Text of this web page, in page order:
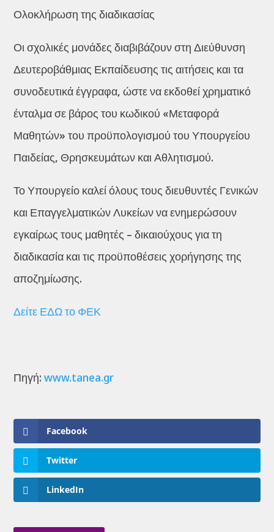
Ολοκλήρωση της διαδικασίας
Οι σχολικές μονάδες διαβιβάζουν στη Διεύθυνση
Δευτεροβάθμιας Εκπαίδευσης τις αιτήσεις και τα
συνοδευτικά έγγραφα, ώστε να εκδοθεί χρηματικό
ένταλμα σε βάρος του κωδικού «Μεταφορά
Μαθητών» του προϋπολογισμού του Υπουργείου
Παιδείας, Θρησκευμάτων και Αθλητισμού.
Το Υπουργείο καλεί όλους τους διευθυντές Γενικών
και Επαγγελματικών Λυκείων να ενημερώσουν
εγκαίρως τους μαθητές – δικαιούχους για τη
διαδικασία και τις προϋποθέσεις χορήγησης της
αποζημίωσης.
Δείτε ΕΔΩ το ΦΕΚ
Πηγή:www.tanea.gr
Facebook
Twitter
LinkedIn